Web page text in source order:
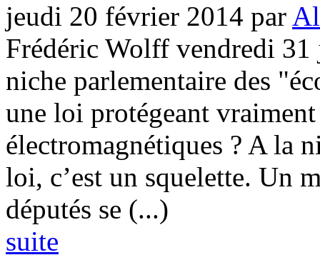
jeudi 20 février 2014 par
Frédéric Wolff vendredi 31
niche parlementaire des
une loi protégeant vraiment
électromagnétiques ? A la
loi, c’est un squelette. Un
députés se (...)
suite